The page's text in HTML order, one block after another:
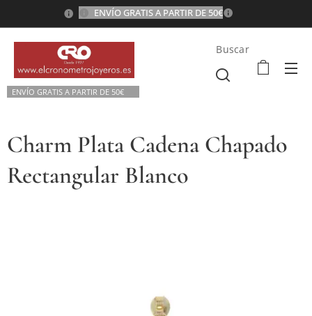
ENVÍO GRATIS A PARTIR DE 50€
ENVÍO GRATIS A PARTIR DE 50€💫
Buscar
Charm Plata Cadena Chapado
Rectangular Blanco